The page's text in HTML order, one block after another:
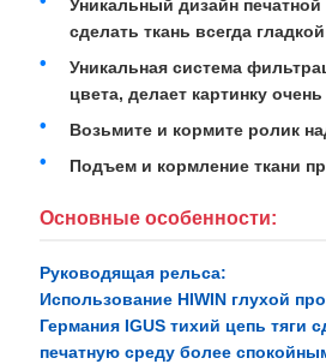
Уникальный дизайн
сделать ткань всегда
Уникальная система
цвета, делает картинку
Возьмите и кормите ролик
Подъем и кормление ткани
Основные особенности:
Руководящая рельса:
Использование HIWIN глухой
Германия IGUS тихий цепь тяги
печатную среду более